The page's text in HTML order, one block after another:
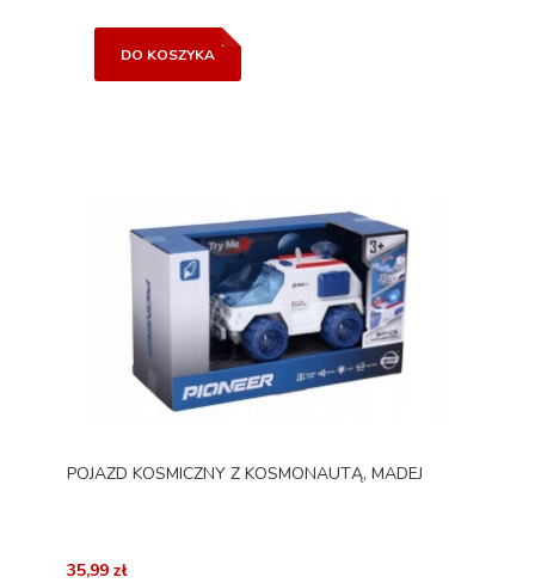
DO KOSZYKA
POJAZD KOSMICZNY Z KOSMONAUTĄ, MADEJ
35,99 zł